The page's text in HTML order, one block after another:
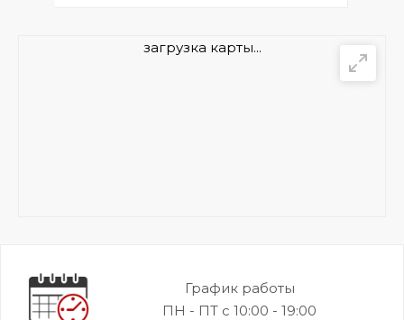
загрузка карты...
График работы
ПН - ПТ с 10:00 - 19:00